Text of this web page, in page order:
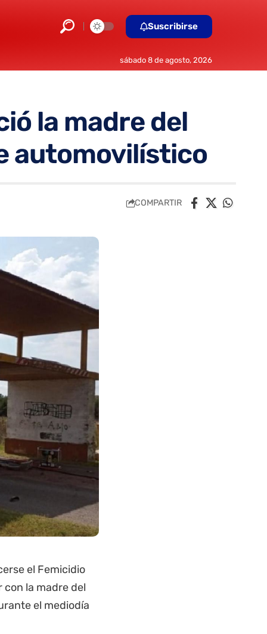
Suscribirse
sábado 8 de agosto, 2026
la madre del
automovilístico
COMPARTIR
el Femicidio
la madre del
el mediodía